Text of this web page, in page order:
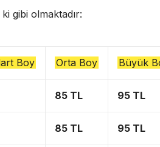
ki gibi olmaktadır:
Boy Orta Boy Büyük
85 TL 95 TL
85 TL 95 TL